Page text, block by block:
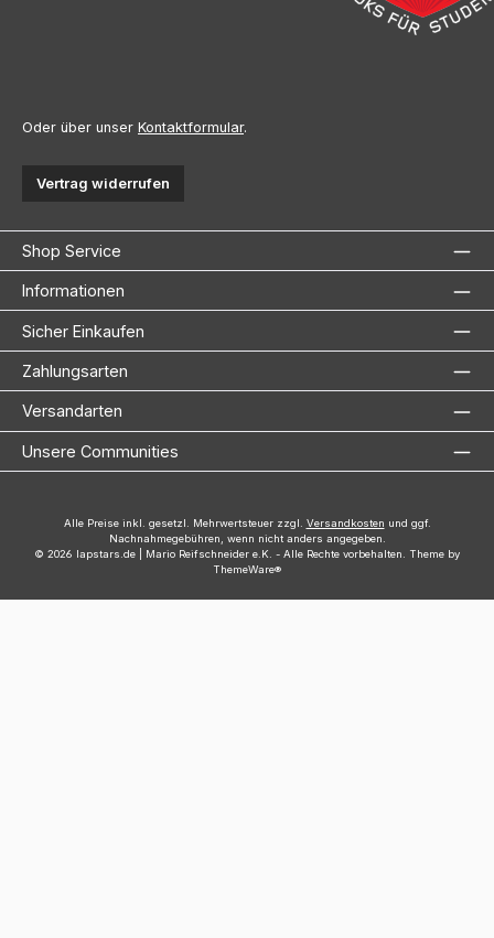
Oder über unser Kontaktformular.
Vertrag widerrufen
Shop Service
Informationen
Sicher Einkaufen
Zahlungsarten
Versandarten
Unsere Communities
Alle Preise inkl. gesetzl. Mehrwertsteuer zzgl. Versandkosten und ggf.
Nachnahmegebühren, wenn nicht anders angegeben.
© 2026 lapstars.de | Mario Reifschneider e.K. - Alle Rechte vorbehalten. Theme by
ThemeWare®